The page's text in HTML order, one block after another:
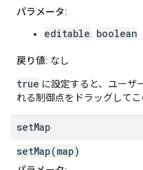
パラメータ:
editable: boolean
戻り値: なし
true に設定すると、ユーザ
れる制御点をドラッグして
setMap
setMap(map)